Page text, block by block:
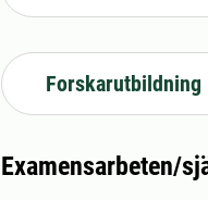
Forskarutbildning
Examensarbeten/